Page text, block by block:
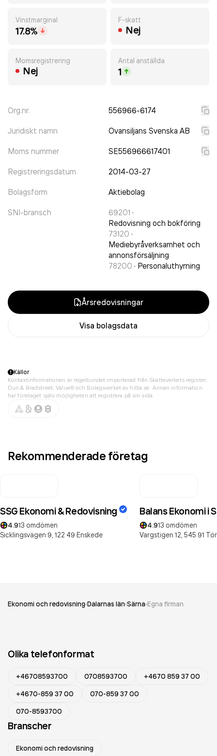
Vinstmarginal
17.8%
F-skatt
Nej
Momsregistrering
Nej
Antal anställda
1
Org.nr. 556966-6174
Juridiskt namn Ovansiljans Svenska AB
Moms nummer SE556966617401
Registreringsdatum 2014-03-27
Bolagsform Aktiebolag
SNI-bransch 69201 ·
Redovisning och bokföring
73120 ·
Mediebyråverksamhet och
annonsförsäljning
78200 · Personaluthyrning
Årsredovisningar
Visa bolagsdata
Källor
Kontaktinformationen är regelbundet importerad från Skatteverkets register,
Dun & Bradstreet, Value8 och Bolagsverket av hitta.se. Annan information
har företaget själv möjligheten att registrera på sin sida.
Rekommenderade företag
SSG Ekonomi & Redovisning
4.913 omdömen
Sicklingsvägen 9, 122 49 Enskede
Balans Ekonomi i
4.913 omdömen
Vargstigen 12, 545 91
Ekonomi och redovisning Dalarnas län Särna Egna firman
Olika telefonformat
+46708593700 0708593700
+4670 859 37 00
+4670-859 37 00
070-859 37 00
070-8593700
Branscher
Ekonomi och redovisning